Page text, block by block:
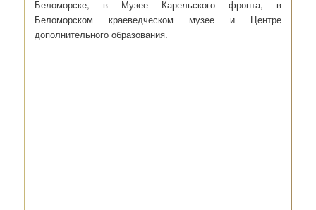
Беломорске, в Музее Карельского фронта, в
Беломорском краеведческом музее и Центре
дополнительного образования.